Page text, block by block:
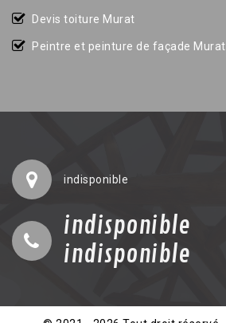
Devis toiture Murat
Peintre et peinture de façade Murat
indisponible
indisponible
indisponible